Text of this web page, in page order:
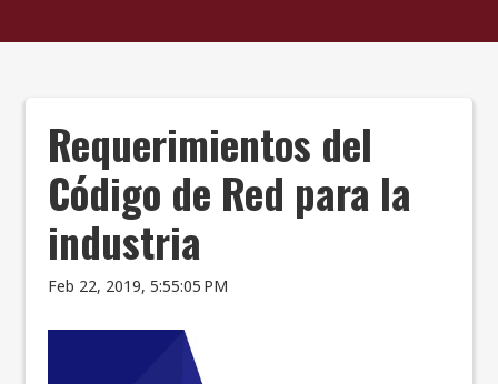
Requerimientos del
Código de Red para la
industria
Feb 22, 2019, 5:55:05 PM